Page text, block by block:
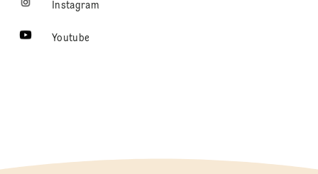
Instagram
Youtube